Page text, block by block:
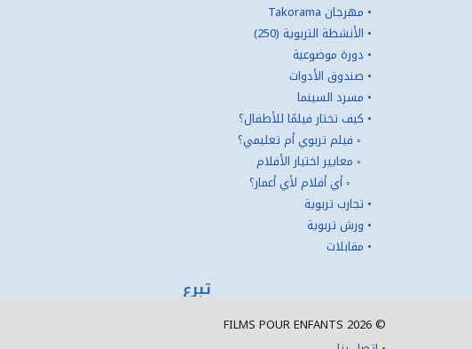
تبرع
• مهرجان Takorama
• الأنشطة التربوية (250)
• دورة موضوعية
• صندوق الأدوات
• مسرد السينما
• كيف تختار فيلمًا للأطفال؟
◦ فيلم تربوي أم تعليمي؟
◦ معايير اختيار الأفلام
◦أي أفلام لأي أعمار؟
• تجارب تربوية
• ورش تربوية
• مقابلات
©
2026